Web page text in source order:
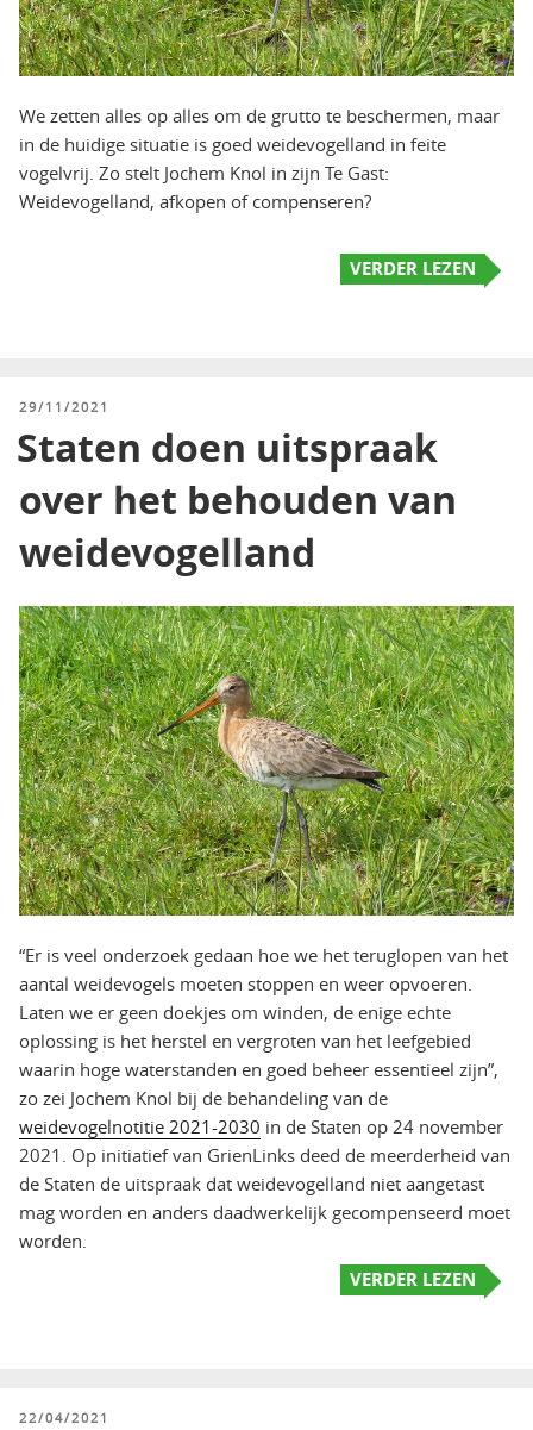
We zetten alles op alles om de grutto te beschermen, maar
in de huidige situatie is goed weidevogelland in feite
vogelvrij. Zo stelt Jochem Knol in zijn Te Gast:
Weidevogelland, afkopen of compenseren?
VERDER LEZEN
GEPLAATST
29/11/2021
Staten doen uitspraak
over het behouden van
weidevogelland
“Er is veel onderzoek gedaan hoe we het teruglopen van het
aantal weidevogels moeten stoppen en weer opvoeren.
Laten we er geen doekjes om winden, de enige echte
oplossing is het herstel en vergroten van het leefgebied
waarin hoge waterstanden en goed beheer essentieel zijn”,
zo zei Jochem Knol bij de behandeling van de
weidevogelnotitie 2021-2030 in de Staten op 24 november
2021. Op initiatief van GrienLinks deed de meerderheid van
de Staten de uitspraak dat weidevogelland niet aangetast
mag worden en anders daadwerkelijk gecompenseerd moet
worden.
VERDER LEZEN
GEPLAATST
22/04/2021